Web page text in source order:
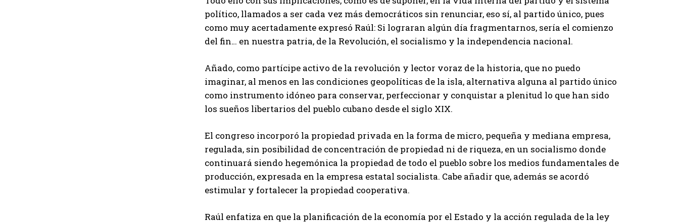
político, llamados a ser cada vez más democráticos sin renunciar, eso sí, al partido único, pues
como muy acertadamente expresó Raúl: Si lograran algún día fragmentarnos, sería el comienzo
del fin… en nuestra patria, de la Revolución, el socialismo y la independencia nacional.
Añado, como partícipe activo de la revolución y lector voraz de la historia, que no puedo
imaginar, al menos en las condiciones geopolíticas de la isla, alternativa alguna al partido único
como instrumento idóneo para conservar, perfeccionar y conquistar a plenitud lo que han sido
los sueños libertarios del pueblo cubano desde el siglo XIX.
El congreso incorporó la propiedad privada en la forma de micro, pequeña y mediana empresa,
regulada, sin posibilidad de concentración de propiedad ni de riqueza, en un socialismo donde
continuará siendo hegemónica la propiedad de todo el pueblo sobre los medios fundamentales de
producción, expresada en la empresa estatal socialista. Cabe añadir que, además se acordó
estimular y fortalecer la propiedad cooperativa.
Raúl enfatiza en que la planificación de la economía por el Estado y la acción regulada de la ley